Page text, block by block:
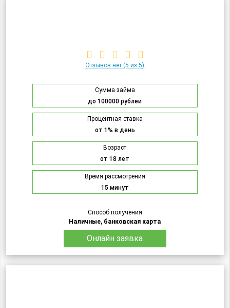
Отзывов нет (5 из 5)
Сумма займа
до 100000 рублей
Процентная ставка
от 1% в день
Возраст
от 18 лет
Время рассмотрения
15 минут
Способ получения
Наличные, банковская карта
Онлайн заявка